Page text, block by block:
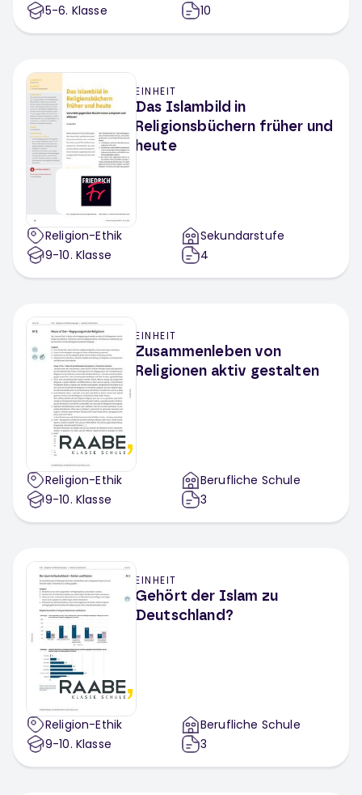
5-6. Klasse
10
EINHEIT
Das Islambild in
Religionsbüchern früher und
heute
Religion-Ethik
9-10. Klasse
Sekundarstufe
4
EINHEIT
Zusammenleben von
Religionen aktiv gestalten
Religion-Ethik
9-10. Klasse
Berufliche Schule
3
EINHEIT
Gehört der Islam zu
Deutschland?
Religion-Ethik
9-10. Klasse
Berufliche Schule
3